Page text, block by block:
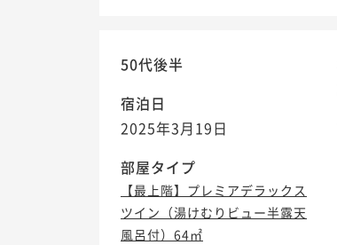
50代後半
宿泊日
2025年3月19日
部屋タイプ
【最上階】プレミアデラックス
ツイン（湯けむりビュー半露天
風呂付）64㎡